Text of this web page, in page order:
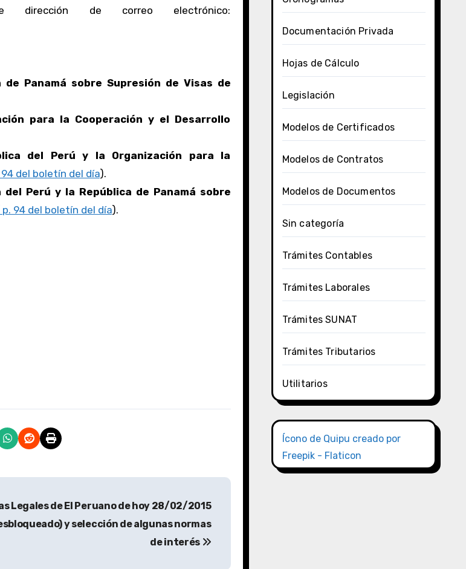
de correo electrónico:
Panamá sobre Supresión de Visas de
para la Cooperación y el Desarrollo
del Perú y la Organización para la
del boletín del día).
Perú y la República de Panamá sobre
94 del boletín del día).
Legales de El Peruano de hoy 28/02/2015
y selección de algunas normas
de interés
Documentación Privada
Hojas de Cálculo
Legislación
Modelos de Certificados
Modelos de Contratos
Modelos de Documentos
Sin categoría
Trámites Contables
Trámites Laborales
Trámites SUNAT
Trámites Tributarios
Utilitarios
Ícono de Quipu creado por
Freepik - Flaticon